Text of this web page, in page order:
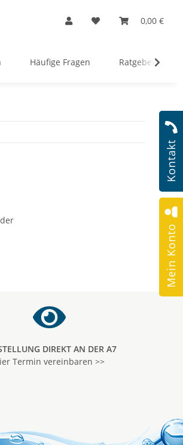
0,00 €
Häufige Fragen Ratgeber
Kontakt
Mein Konto
DIREKT AN DER A7
Termin vereinbaren >>